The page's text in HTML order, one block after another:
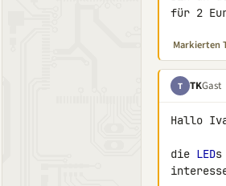
für 2
Markierten
T TKGast
Hallo
die LEDs